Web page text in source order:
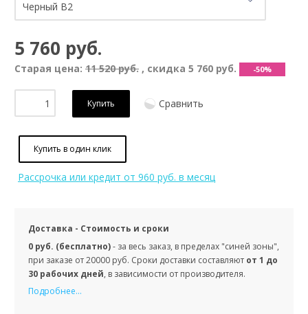
5 760 руб.
Старая цена: 11 520 руб. , скидка 5 760 руб. -50%
Купить Сравнить
Купить в один клик
Рассрочка или кредит от 960 руб. в месяц
Доставка - Стоимость и сроки
0 руб. (бесплатно)- за весь заказ, в пределах "синей зоны",
при заказе от 20000 руб. Сроки доставки составляют от 1 до
30 рабочих дней, в зависимости от производителя.
Подробнее...